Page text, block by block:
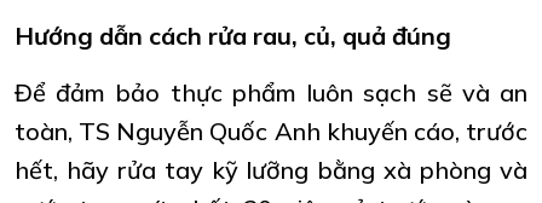
Hướng dẫn cách rửa rau, củ, quả đúng
Để đảm bảo thực phẩm luôn sạch sẽ và an
toàn, TS Nguyễn Quốc Anh khuyến cáo, trước
hết, hãy rửa tay kỹ lưỡng bằng xà phòng và